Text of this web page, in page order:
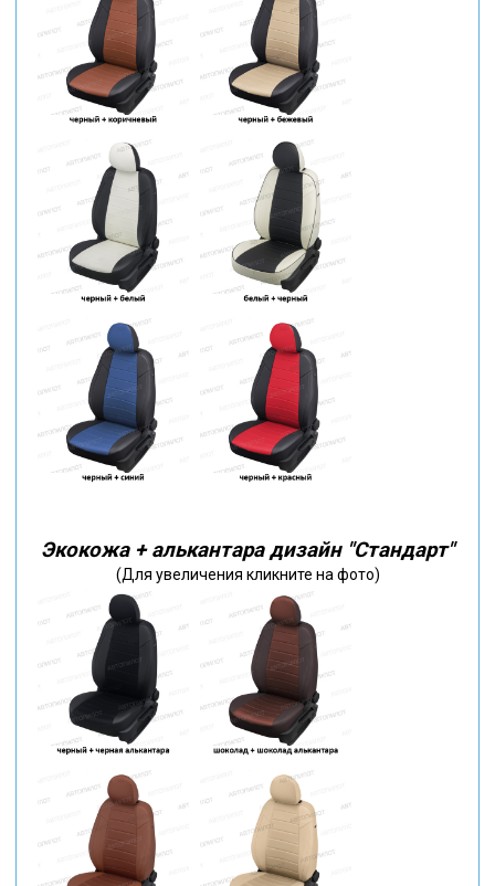
Экокожа + алькантара дизайн "Стандарт"
(Для увеличения кликните на фото)